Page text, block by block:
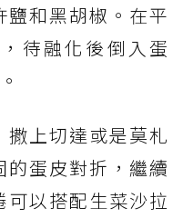
和黑胡椒。在平
待融化後倒入蛋
上切達或是莫札
蛋皮對折，繼續
以搭配生菜沙拉